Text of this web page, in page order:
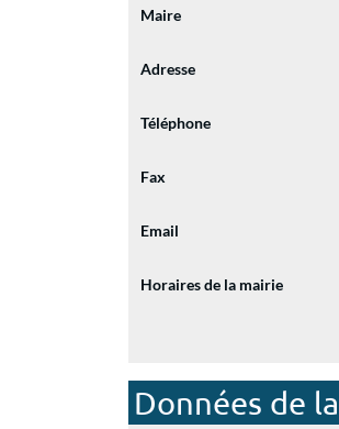
Maire
Adresse
Téléphone
Fax
Email
Horaires de la mairie
Données de